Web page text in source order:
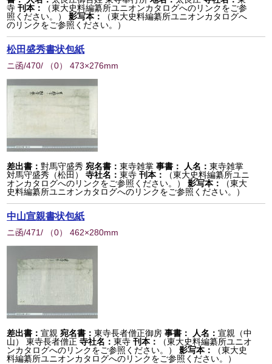
寺 刊本：
（東大史料編纂所ユニオンカタログへのリンクをご参
照ください。）
影写本：
（東大史料編纂所ユニオンカタログへ
のリンクをご参照ください。）
松田盛秀書状包紙
ニ函/470/ （0） 473×276mm
差出書：對馬守盛秀 宛名書：東寺雑掌 事書： 人名：東寺雑掌
対馬守盛秀（松田）
寺社名：東寺 刊本：
（東大史料編纂所ユニ
オンカタログへのリンクをご参照ください。）
影写本：
（東大
史料編纂所ユニオンカタログへのリンクをご参照ください。）
中山宣親書状包紙
ニ函/471/ （0） 462×280mm
差出書：宣親 宛名書：東寺長者僧正御房 事書： 人名：宣親（中
山） 東寺長者僧正 寺社名：東寺 刊本：
（東大史料編纂所ユニオ
ンカタログへのリンクをご参照ください。）
影写本：
（東大史
料編纂所ユニオンカタログへのリンクをご参照ください。）